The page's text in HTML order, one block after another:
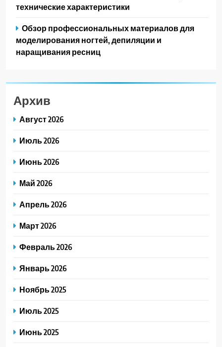
технические характеристики
Обзор профессиональных материалов для
моделирования ногтей, депиляции и
наращивания ресниц
Архив
Август 2026
Июль 2026
Июнь 2026
Май 2026
Апрель 2026
Март 2026
Февраль 2026
Январь 2026
Ноябрь 2025
Июль 2025
Июнь 2025